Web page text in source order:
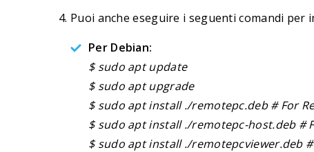
Puoi anche eseguire i seguenti comandi per
Per Debian:
$ sudo apt update
$ sudo apt upgrade
$ sudo apt install ./remotepc.deb # For
$ sudo apt install ./remotepc-host.deb #
$ sudo apt install ./remotepcviewer.deb #